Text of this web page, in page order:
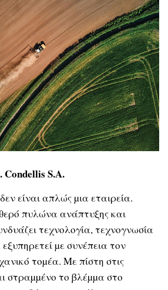
.Condellis S.A.
είναι απλώς µια εταιρεία.
πυλώνα ανάπτυξης και
τεχνολογία, τεχνογνωσία
µε συνέπεια τον
τοµέα. Με πίστη στις
στραµµένο το βλέµµα στο